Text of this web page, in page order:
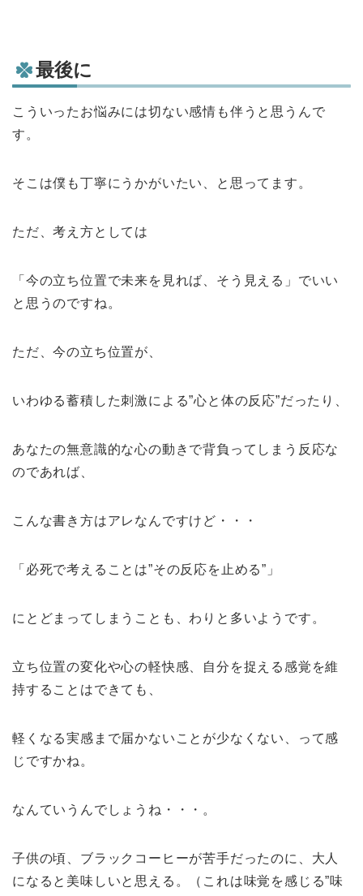
最後に
こういったお悩みには切ない感情も伴うと思うんで
す。
そこは僕も丁寧にうかがいたい、と思ってます。
ただ、考え方としては
「今の立ち位置で未来を見れば、そう見える」でいい
と思うのですね。
ただ、今の立ち位置が、
いわゆる蓄積した刺激による”心と体の反応”だったり、
あなたの無意識的な心の動きで背負ってしまう反応な
のであれば、
こんな書き方はアレなんですけど・・・
「必死で考えることは”その反応を止める”」
にとどまってしまうことも、わりと多いようです。
立ち位置の変化や心の軽快感、自分を捉える感覚を維
持することはできても、
軽くなる実感まで届かないことが少なくない、って感
じですかね。
なんていうんでしょうね・・・。
子供の頃、ブラックコーヒーが苦手だったのに、大人
になると美味しいと思える。（これは味覚を感じる”味